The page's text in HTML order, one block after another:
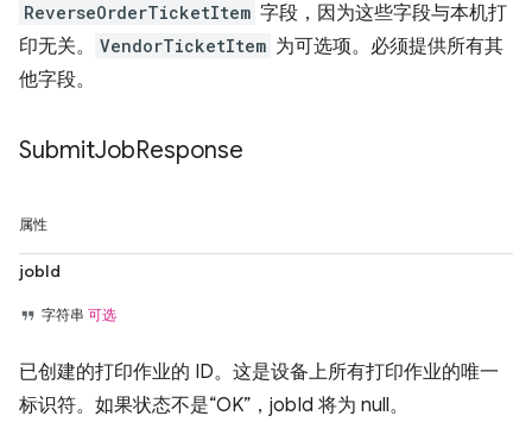
ReverseOrderTicketItem 字段，因为这些字段与本机打
印无关。
VendorTicketItem 为可选项。必须提供所有其
他字段。
SubmitJobResponse
属性
jobId
字符串 可选
已创建的打印作业的 ID。这是设备上所有打印作业的唯一
标识符。如果状态不是“OK”，jobId 将为 null。